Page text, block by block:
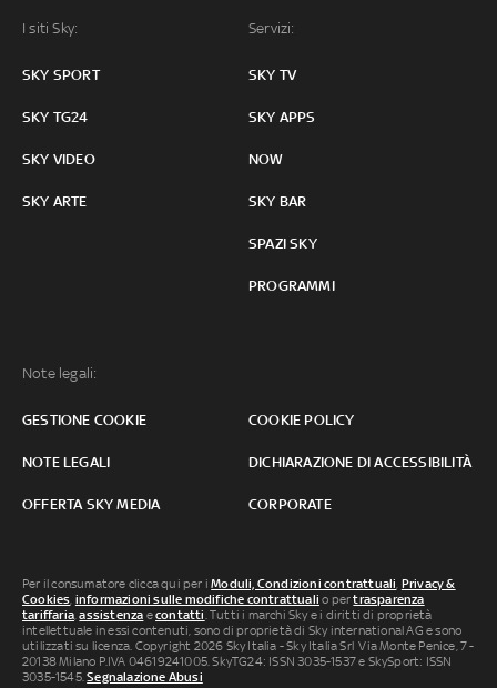
I siti Sky:
SKY SPORT
SKY TG24
SKY VIDEO
SKY ARTE
Servizi:
SKY TV
SKY APPS
NOW
SKY BAR
SPAZI SKY
PROGRAMMI
Note legali:
GESTIONE COOKIE COOKIE POLICY
NOTE LEGALI DICHIARAZIONE DI ACCESSIBILITÀ
OFFERTA SKY MEDIA CORPORATE
Per il consumatore clicca qui per iModuli, Condizioni contrattuali, Privacy &
Cookies, informazioni sulle modifiche contrattuali o pertrasparenza
tariffaria,assistenza econtatti. Tutti i marchi Sky e i diritti di proprietà
intellettuale in essi contenuti, sono di proprietà di Sky international AG e sono
utilizzati su licenza. Copyright 2026 Sky Italia - Sky Italia Srl Via Monte Penice, 7 -
20138 Milano P.IVA 04619241005. SkyTG24: ISSN 3035-1537 e SkySport: ISSN
3035-1545.Segnalazione Abusi